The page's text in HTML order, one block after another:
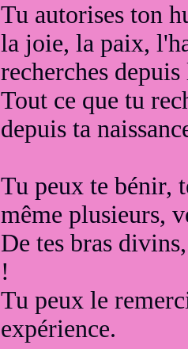
Tu autorises ton
la joie, la paix,
recherches
Tout ce que tu
depuis ta
Tu peux te bénir,
même plusieurs,
De tes bras
!
Tu peux le
expérience.